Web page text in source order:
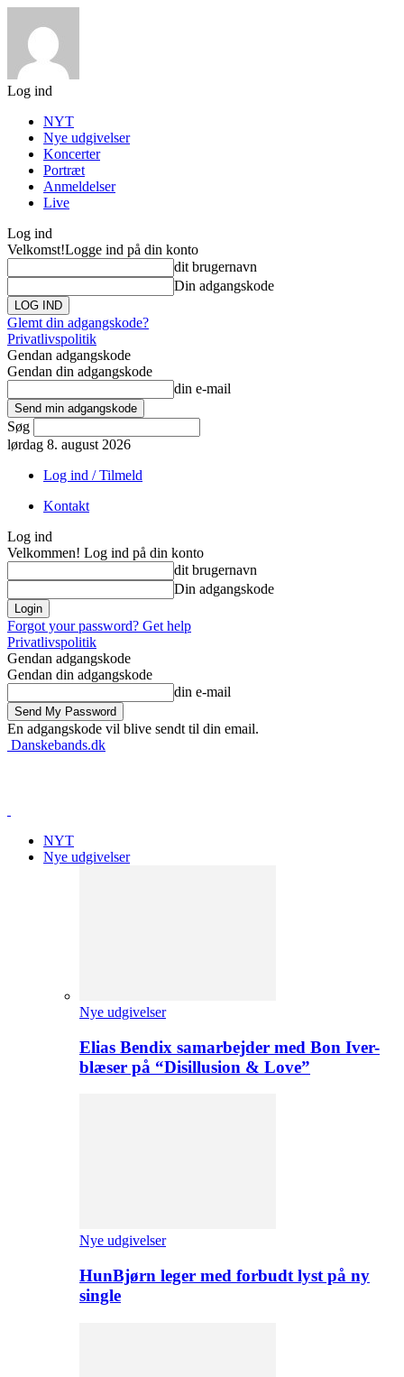
Log ind
NYT
Nye udgivelser
Koncerter
Portræt
Anmeldelser
Live
Log ind
Velkomst!Logge ind på din konto
dit brugernavn
Din adgangskode
Glemt din adgangskode?
Privatlivspolitik
Gendan adgangskode
Gendan din adgangskode
din e-mail
Søg
lørdag 8. august 2026
Log ind / Tilmeld
Kontakt
Log ind
Velkommen! Log ind på din konto
dit brugernavn
Din adgangskode
Forgot your password? Get help
Privatlivspolitik
Gendan adgangskode
Gendan din adgangskode
din e-mail
En adgangskode vil blive sendt til din email.
Danskebands.dk
NYT
Nye udgivelser
Nye udgivelser
Elias Bendix samarbejder med Bon Iver-
blæser på “Disillusion & Love”
Nye udgivelser
HunBjørn leger med forbudt lyst på ny
single